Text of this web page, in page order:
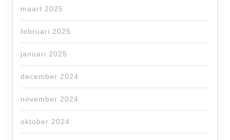
maart 2025
februari 2025
januari 2025
december 2024
november 2024
oktober 2024